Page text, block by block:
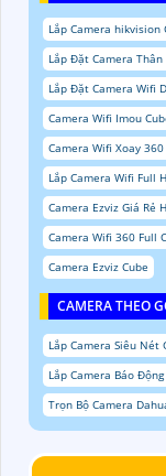
Lắp Camera hikvision
Lắp Đặt Camera
Lắp Đặt Camera Wifi
Camera Wifi Imou
Camera Wifi Xoay
Lắp Camera Wifi Full
Camera Ezviz Giá Rẻ
Camera Wifi 360 Full
Camera Ezviz Cube
CAMERA THEO
Lắp Camera Siêu Nét
Lắp Camera Báo
Trọn Bộ Camera